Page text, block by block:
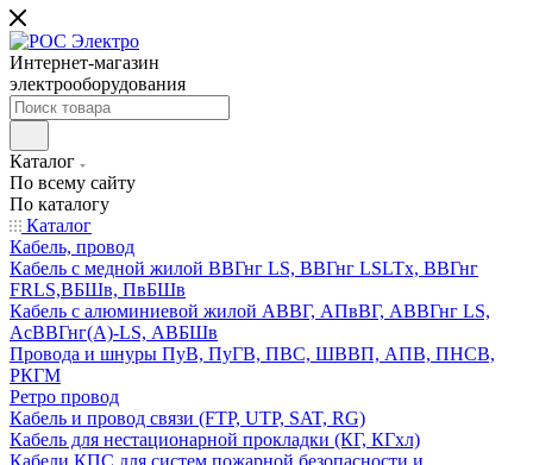
Интернет-магазин
электрооборудования
Каталог
По всему сайту
По каталогу
Каталог
Кабель, провод
Кабель с медной жилой ВВГнг LS, ВВГнг LSLTx, ВВГнг
FRLS,ВБШв, ПвБШв
Кабель с алюминиевой жилой АВВГ, АПвВГ, АВВГнг LS,
АсВВГнг(А)-LS, АВБШв
Провода и шнуры ПуВ, ПуГВ, ПВС, ШВВП, АПВ, ПНСВ,
РКГМ
Ретро провод
Кабель и провод связи (FTP, UTP, SAT, RG)
Кабель для нестационарной прокладки (КГ, КГхл)
Кабели КПС для систем пожарной безопасности и